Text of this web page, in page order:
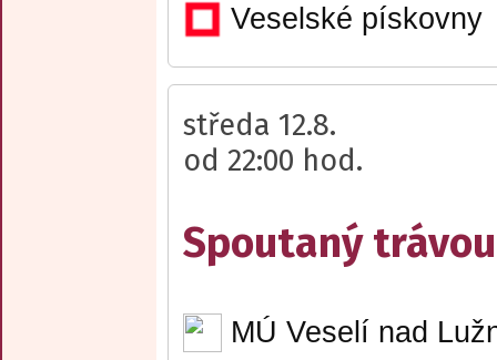
Veselské pískovny
středa 12.8.
od 22:00 hod.
Spoutaný
MÚ Veselí nad